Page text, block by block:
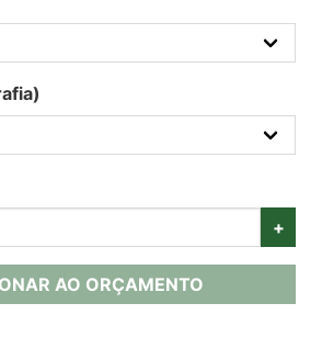
+
AO ORÇAMENTO